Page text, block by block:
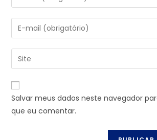
Salvar meus dados neste navegador
que eu comentar.